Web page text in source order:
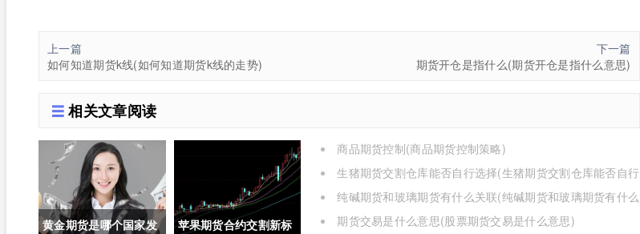
上一篇
如何知道期货k线(如何知道期货k线的走势)
下一篇
期货开仓是指什么(期货开仓是指什么意思)
相关文章阅读
黄金期货是哪个国家发
苹果期货合约交割新标
商品期货控制(商品期货控制策略)
生猪期货交割仓库能否自行选择(生猪期货交割仓库能否自行
选择仓位)
纯碱期货和玻璃期货有什么关联(纯碱期货和玻璃期货有什么
关联吗)
期货交易是什么意思(股票期货交易是什么意思)